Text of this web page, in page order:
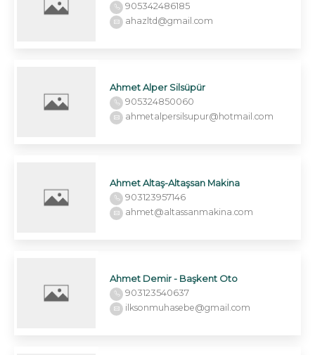
905342486185
ahazltd@gmail.com
Ahmet Alper Silsüpür
905324850060
ahmetalpersilsupur@hotmail.com
Ahmet Altaş-Altaşsan Makina
903123957146
ahmet@altassanmakina.com
Ahmet Demir - Başkent Oto
903123540637
ilksonmuhasebe@gmail.com